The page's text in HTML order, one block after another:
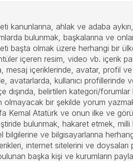
kanunlarına, ahlak ve adaba
bulunmak, başkalarına ve
başta olmak üzere herhangi bir
içeren resim, video vb. içerik
mesaj içeriklerinde, avatar, profil
avatarlarda, kullanıcı
dışında, belirtilen kategori/forumlar
olmayacak bir şekilde yorum
Kemal Atatürk ve onun ilke ve
bulunmak, hakaret etmek,
bilgilerine ve bilgisayarlarına
internet sitelerini ve doysaları
başka kişi ve kurumların